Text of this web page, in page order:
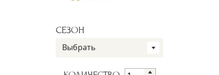
СЕЗОН
Выбрать